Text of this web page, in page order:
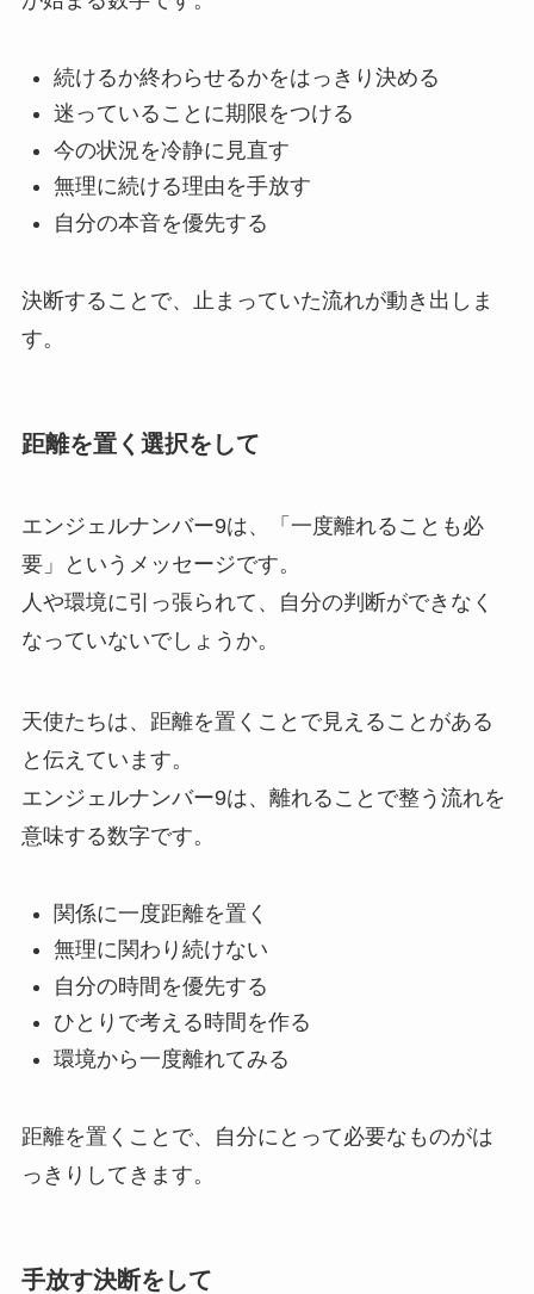
続けるか終わらせるかをはっきり決める
迷っていることに期限をつける
今の状況を冷静に見直す
無理に続ける理由を手放す
自分の本音を優先する
決断することで、止まっていた流れが動き出しま
す。
距離を置く選択をして
エンジェルナンバー9は、「一度離れることも必
要」というメッセージです。
人や環境に引っ張られて、自分の判断ができなく
なっていないでしょうか。
天使たちは、距離を置くことで見えることがある
と伝えています。
エンジェルナンバー9は、離れることで整う流れを
意味する数字です。
関係に一度距離を置く
無理に関わり続けない
自分の時間を優先する
ひとりで考える時間を作る
環境から一度離れてみる
距離を置くことで、自分にとって必要なものがは
っきりしてきます。
手放す決断をして